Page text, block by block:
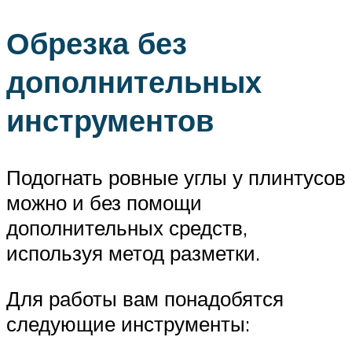
Обрезка без
дополнительных
инструментов
Подогнать ровные углы у плинтусов
можно и без помощи
дополнительных средств,
используя метод разметки.
Для работы вам понадобятся
следующие инструменты: